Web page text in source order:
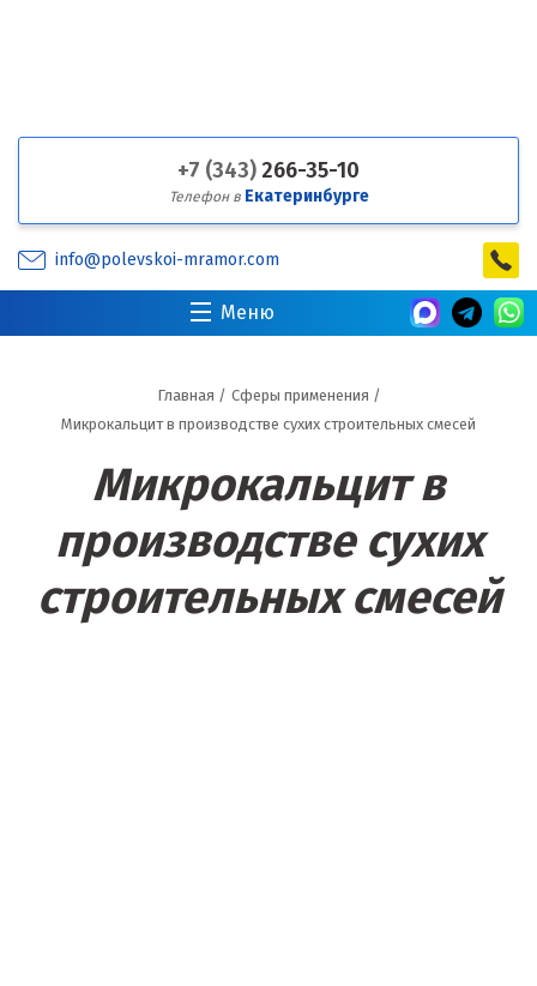
+7 (343) 266-35-10
Телефон в Екатеринбурге
info@polevskoi-mramor.com
Меню
Главная / Сферы применения /
Микрокальцит в производстве сухих строительных смесей
Микрокальцит в
производстве сухих
строительных смесей